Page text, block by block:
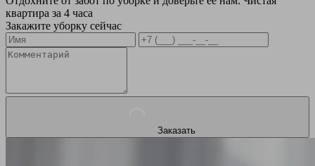
квартира за 4 часа
Закажите уборку сейчас
Заказать